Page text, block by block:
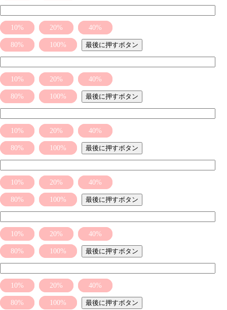
10% 20% 40%
80% 100% 最後に押すボタン
10% 20% 40%
80% 100% 最後に押すボタン
10% 20% 40%
80% 100% 最後に押すボタン
10% 20% 40%
80% 100% 最後に押すボタン
10% 20% 40%
80% 100% 最後に押すボタン
10% 20% 40%
80% 100% 最後に押すボタン